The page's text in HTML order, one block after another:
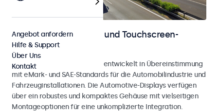
Automotive-Monitore und Touchscreen-
Displays
Monitore und Touchscreens, entwickelt in Übereinstimmung
mit eMark- und SAE-Standards für die Automobilindustrie und
Fahrzeuginstallationen. Die Automotive-Displays verfügen
über ein robustes und kompaktes Gehäuse mit vielseitigen
Montageoptionen für eine unkomplizierte Integration.
Angebot anfordern
Hilfe & Support
Über Uns
Kontakt